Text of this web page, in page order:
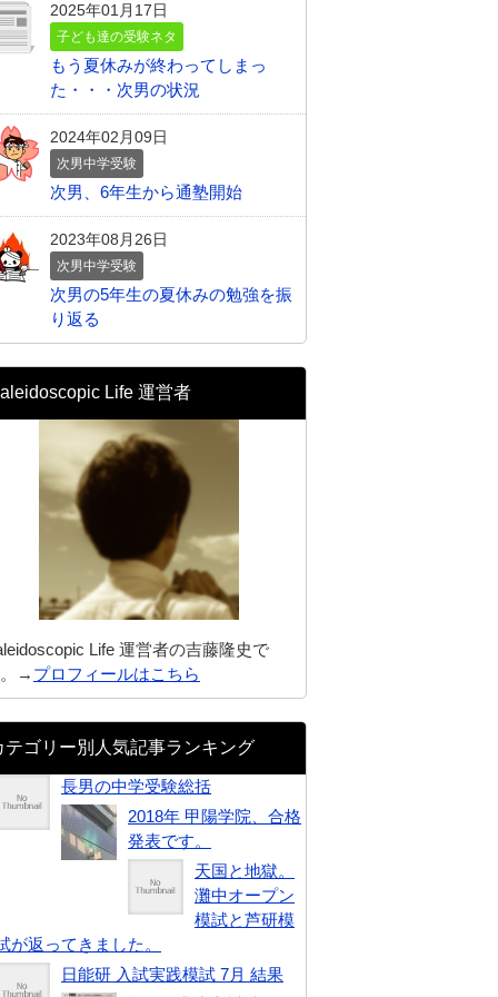
2025年01月17日
子ども達の受験ネタ
もう夏休みが終わってしまっ
た・・・次男の状況
2024年02月09日
次男中学受験
次男、6年生から通塾開始
2023年08月26日
次男中学受験
次男の5年生の夏休みの勉強を振
り返る
Life 運営者
Life 運営者の吉藤隆史で
→ プロフィールはこちら
テゴリー別人気記事ランキング
長男の中学受験総括
2018年 甲陽学院、合格
発表です。
天国と地獄。
灘中オープン
模試と芦研模
が返ってきました。
日能研 入試実践模試 7月 結果